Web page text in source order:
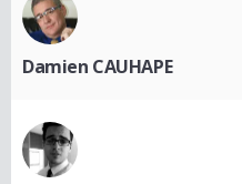
Damien CAUHAPE